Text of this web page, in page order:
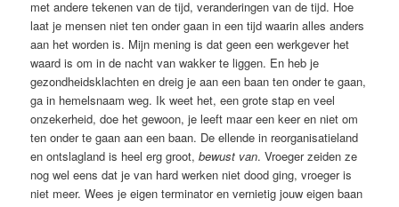
met andere tekenen van de tijd, veranderingen van de tijd. Hoe
laat je mensen niet ten onder gaan in een tijd waarin alles anders
aan het worden is. Mijn mening is dat geen een werkgever het
waard is om in de nacht van wakker te liggen. En heb je
gezondheidsklachten en dreig je aan een baan ten onder te gaan,
ga in hemelsnaam weg. Ik weet het, een grote stap en veel
onzekerheid, doe het gewoon, je leeft maar een keer en niet om
ten onder te gaan aan een baan. De ellende in reorganisatieland
en ontslagland is heel erg groot,bewust van. Vroeger zeiden ze
nog wel eens dat je van hard werken niet dood ging, vroeger is
niet meer. Wees je eigen terminator en vernietig jouw eigen baan